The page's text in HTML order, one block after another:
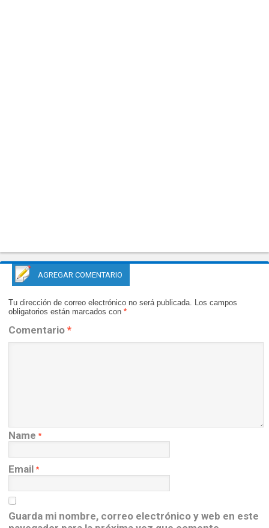
AGREGAR COMENTARIO
Tu dirección de correo electrónico no será publicada. Los campos
obligatorios están marcados con *
Comentario *
Name *
Email *
Guarda mi nombre, correo electrónico y web en este